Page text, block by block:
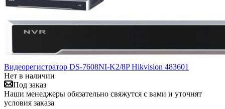
Видеорегистратор DS-7608NI-K2/8P Hikvision 483601
Нет в наличии
Под заказ
Наши менеджеры обязательно свяжутся с вами и уточнят
условия заказа